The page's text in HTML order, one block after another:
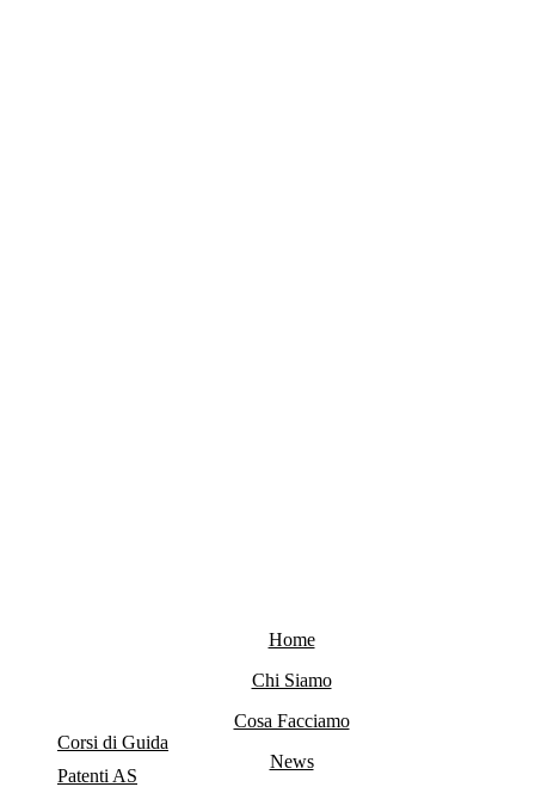
Home
Chi Siamo
Cosa Facciamo
Corsi di Guida
Patenti AS
News